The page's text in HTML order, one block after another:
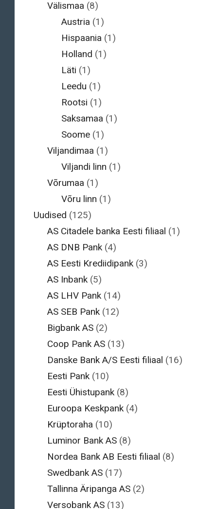
Välismaa (8)
Austria (1)
Hispaania (1)
Holland (1)
Läti (1)
Leedu (1)
Rootsi (1)
Saksamaa (1)
Soome(1)
Viljandimaa (1)
Viljandi linn (1)
Võrumaa (1)
Võru linn (1)
Uudised (125)
AS Citadele banka Eesti filiaal (1)
AS DNB Pank (4)
AS Eesti Krediidipank (3)
AS Inbank (5)
AS LHV Pank (14)
AS SEB Pank (12)
Bigbank AS (2)
Coop Pank AS (13)
Danske Bank A/S Eesti filiaal (16)
Eesti Pank (10)
Eesti Ühistupank (8)
Euroopa Keskpank (4)
Krüptoraha (10)
Luminor Bank AS (8)
Nordea Bank AB Eesti filiaal (8)
Swedbank AS (17)
Tallinna Äripanga AS (2)
Versobank AS (13)